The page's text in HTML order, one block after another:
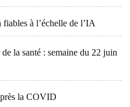
à l’échelle de l’IA
la santé : semaine du 22 juin
la COVID